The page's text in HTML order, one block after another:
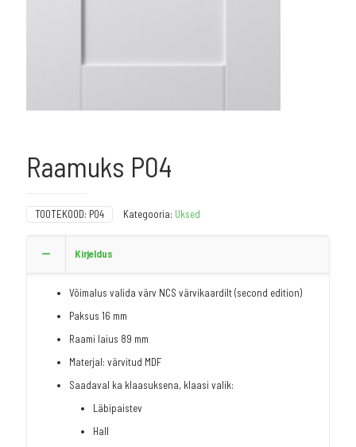
Raamuks P04
TOOTEKOOD: P04 Kategooria: Uksed
Kirjeldus
Võimalus valida värv NCS värvikaardilt (second edition)
Paksus 16 mm
Raami laius 89 mm
Materjal: värvitud MDF
Saadaval ka klaasuksena, klaasi valik:
Läbipaistev
Hall